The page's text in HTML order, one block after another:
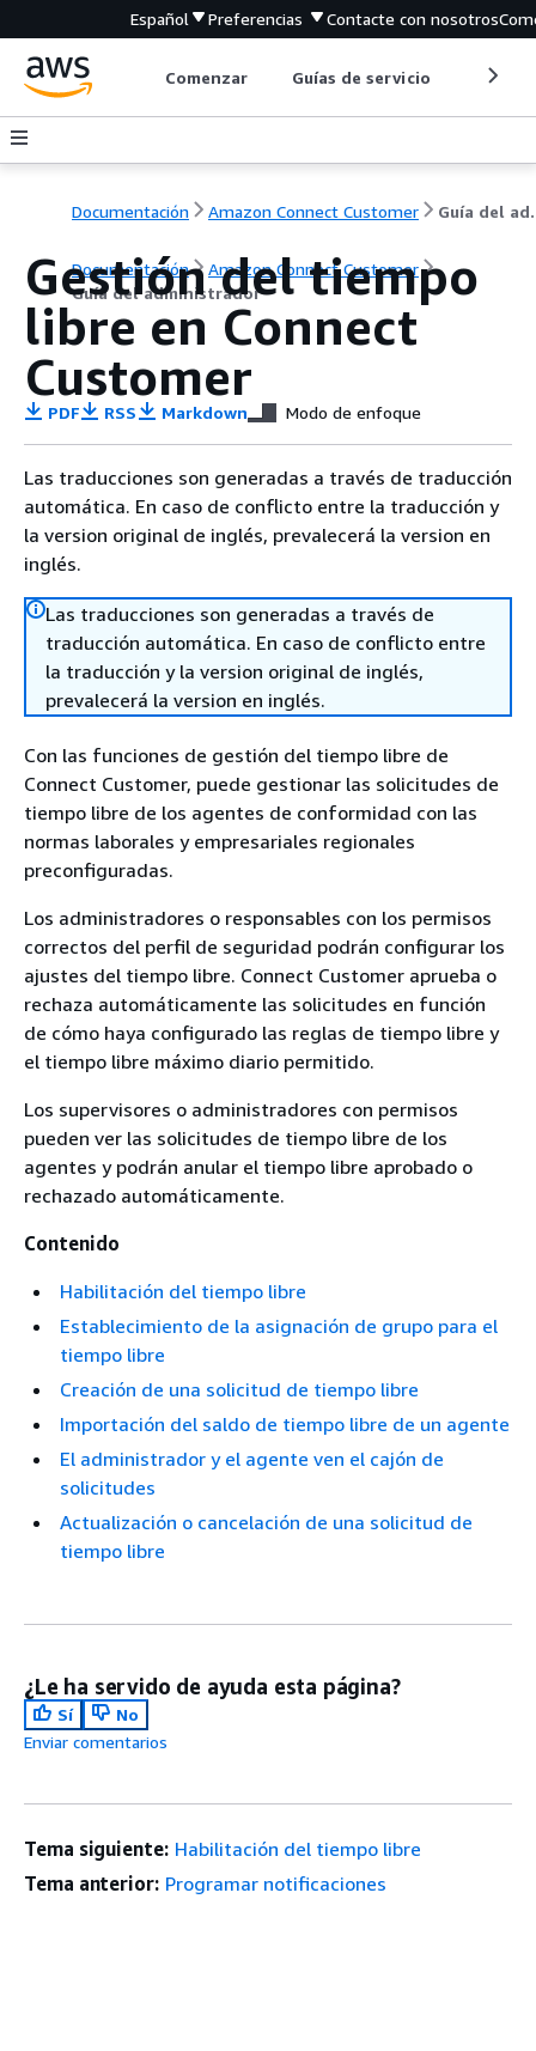
Español Preferencias Contacte con nosotros
Comenzar Guías de servicio
Documentación Amazon Connect Customer
Documentación
Amazon Connect Customer
Guía del administrador
Gestión del tiempo
libre en Connect
Customer
PDF RSS Markdown Modo de enfoque
Las traducciones son generadas a través de traducción
automática. En caso de conflicto entre la traducción y
la version original de inglés, prevalecerá la version en
inglés.
Las traducciones son generadas a través de
traducción automática. En caso de conflicto entre
la traducción y la version original de inglés,
prevalecerá la version en inglés.
Con las funciones de gestión del tiempo libre de
Connect Customer, puede gestionar las solicitudes de
tiempo libre de los agentes de conformidad con las
normas laborales y empresariales regionales
preconfiguradas.
Los administradores o responsables con los permisos
correctos del perfil de seguridad podrán configurar los
ajustes del tiempo libre. Connect Customer aprueba o
rechaza automáticamente las solicitudes en función
de cómo haya configurado las reglas de tiempo libre y
el tiempo libre máximo diario permitido.
Los supervisores o administradores con permisos
pueden ver las solicitudes de tiempo libre de los
agentes y podrán anular el tiempo libre aprobado o
rechazado automáticamente.
Contenido
Habilitación del tiempo libre
Establecimiento de la asignación de grupo para el
tiempo libre
Creación de una solicitud de tiempo libre
Importación del saldo de tiempo libre de un agente
El administrador y el agente ven el cajón de
solicitudes
Actualización o cancelación de una solicitud de
tiempo libre
¿Le ha servido de ayuda esta página?
Sí
No
Enviar comentarios
Tema siguiente: Habilitación del tiempo libre
Tema anterior: Programar notificaciones